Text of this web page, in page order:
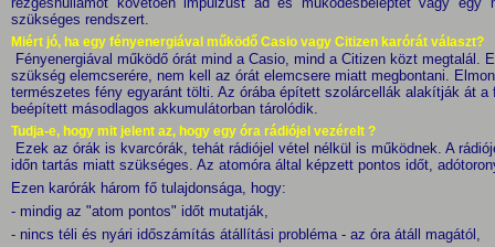
szükséges rendszert.
Miért jó, ha egy fényenergiával működő Casio vagy Citizen karórát választ?
Fényenergiával működő órát mind a Casio, mind a Citizen közt megtalál.
szükség elemcserére, nem kell az órát elemcsere miatt megbontani.
természetes fény egyaránt tölti. Az órába épített szolárcellák alakítják át
beépített másodlagos akkumulátorban tárolódik.
Tudja-e, hogy mit jelent az, hogy egy óra rádiójel vezérelt ?
Ezek az órák is kvarcórák, tehát rádiójel vétel nélkül is működnek. A
időn tartás miatt szükséges. Az atomóra által képzett pontos időt,
Ezen karórák három fő tulajdonsága, hogy:
- mindig az "atom pontos" időt mutatják,
- nincs téli és nyári időszámítás átállítási probléma - az óra átáll magától,